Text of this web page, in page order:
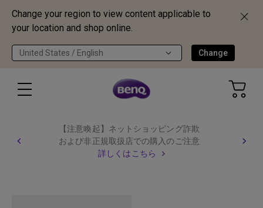
Change your region to view content applicable to
your location and shop online.
United States / English Change
【注意喚起】ネットショッピング詐欺
および非正規取扱店での購入のご注意
詳しくはこちら